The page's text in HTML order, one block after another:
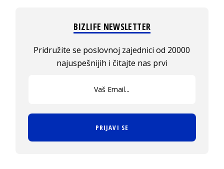
BIZLIFE NEWSLETTER
Pridružite se poslovnoj zajednici od 20000
najuspešnijih i čitajte nas prvi
PRIJAVI SE